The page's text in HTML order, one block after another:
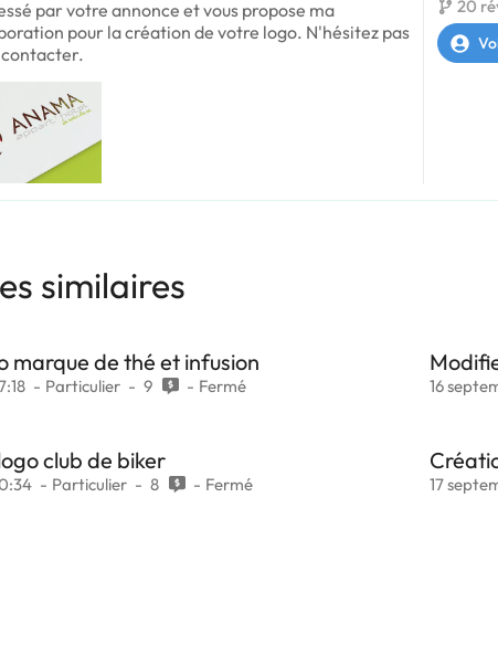
par votre annonce et vous propose ma
pour la création de votre logo. N'hésitez pas
20
similaires
marque de thé et infusion
Particulier 9 Fermé 16
club de biker
Particulier 8 Fermé 17